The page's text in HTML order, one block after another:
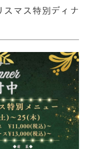
スマス特別ディナ